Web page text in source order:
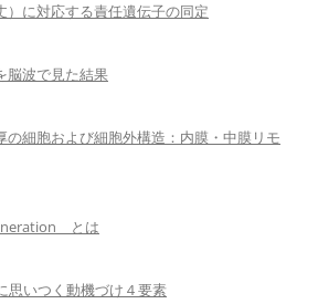
）に対応する責任遺伝子の同定
脳波で見た結果
の細胞および細胞外構造：内膜・中膜リモ
とは
思いつく動機づけ４要素